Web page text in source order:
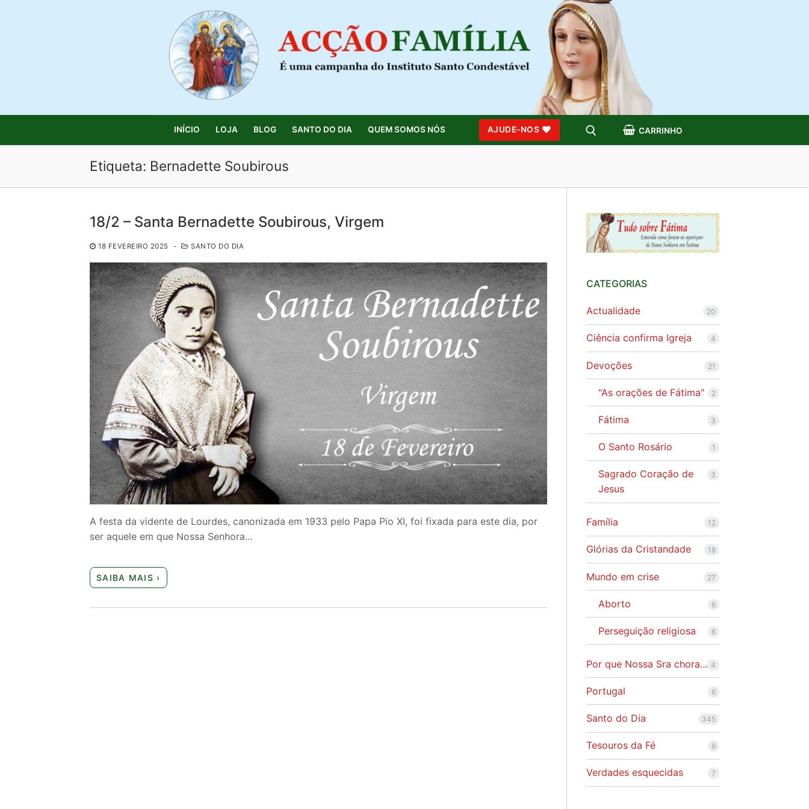
INÍCIO LOJA BLOG SANTO DO DIA QUEM SOMOS NÓS AJUDE-NOS CARRINHO
por:
Início
Loja
Blog
Santo do Dia
Quem somos nós
CARRINHO
Etiqueta: Bernadette Soubirous
18/2 – Santa Bernadette Soubirous, Virgem
18 FEVEREIRO 2025 - SANTO DO DIA
A festa da vidente de Lourdes, canonizada em 1933 pelo Papa Pio XI, foi fixada para este dia, por
ser aquele em que Nossa Senhora…
SAIBA MAIS ›
CATEGORIAS
Actualidade 20
Ciência confirma Igreja 4
Devoções 21
"As orações de Fátima" 2
Fátima 3
O Santo Rosário 1
Sagrado Coração de
Jesus
3
Família 12
Glórias da Cristandade 18
Mundo em crise 27
Aborto 6
Perseguição religiosa 6
Por que Nossa Sra chora… 4
Portugal 6
Santo do Dia 345
Tesouros da Fé 9
Verdades esquecidas 7